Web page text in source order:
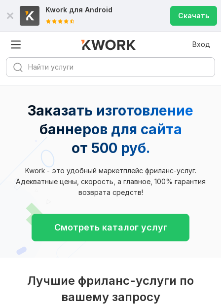
Kwork для Android
Скачать
Вход
Заказать изготовление
баннеров для сайта
от 500 руб.
Kwork - это удобный маркетплейс фриланс-услуг.
Адекватные цены, скорость, а главное, 100% гарантия
возврата средств!
Смотреть каталог услуг
Лучшие фриланс-услуги по
вашему запросу